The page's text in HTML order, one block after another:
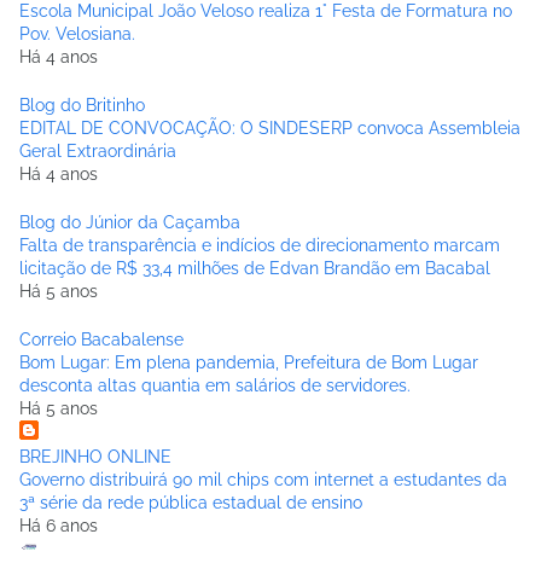
Escola Municipal João Veloso realiza 1° Festa de Formatura no
Pov. Velosiana.
Há 4 anos
Blog do Britinho
EDITAL DE CONVOCAÇÃO: O SINDESERP convoca Assembleia
Geral Extraordinária
Há 4 anos
Blog do Júnior da Caçamba
Falta de transparência e indícios de direcionamento marcam
licitação de R$ 33,4 milhões de Edvan Brandão em Bacabal
Há 5 anos
Correio Bacabalense
Bom Lugar: Em plena pandemia, Prefeitura de Bom Lugar
desconta altas quantia em salários de servidores.
Há 5 anos
BREJINHO ONLINE
Governo distribuirá 90 mil chips com internet a estudantes da
3ª série da rede pública estadual de ensino
Há 6 anos